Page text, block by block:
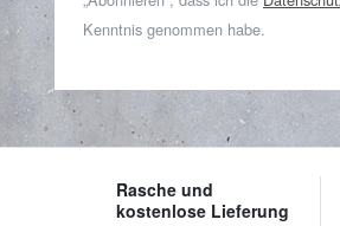
Kenntnis genommen habe.
Rasche und
kostenlose Lieferung